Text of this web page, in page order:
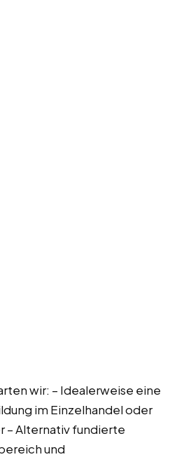
wir: – Idealerweise eine
im Einzelhandel oder
– Alternativ fundierte
und